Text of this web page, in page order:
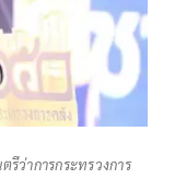
ว่าการกระทรวงการ